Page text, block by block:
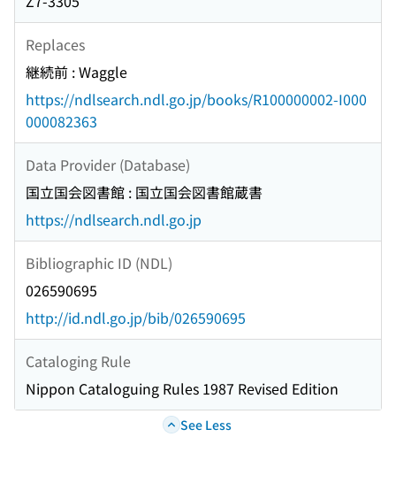
Replaces
継続前 : Waggle
https://ndlsearch.ndl.go.jp/books/R100000002-I000
000082363
Data Provider (Database)
国立国会図書館 : 国立国会図書館蔵書
https://ndlsearch.ndl.go.jp
Bibliographic ID (NDL)
026590695
http://id.ndl.go.jp/bib/026590695
Cataloging Rule
Nippon Cataloguing Rules 1987 Revised Edition
See Less